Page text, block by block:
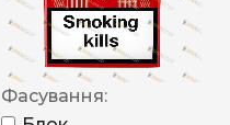
Фасування: